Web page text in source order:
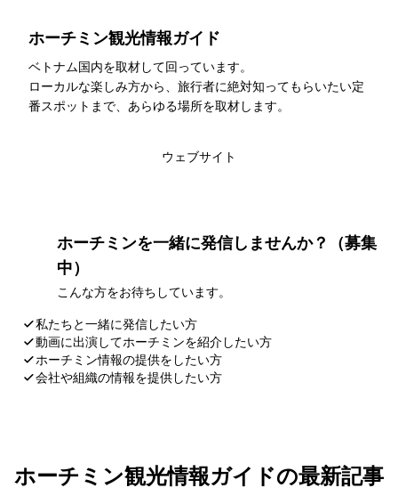
ホーチミン観光情報ガイド
ベトナム国内を取材して回っています。
ローカルな楽しみ方から、旅行者に絶対知ってもらいたい定
番スポットまで、あらゆる場所を取材します。
ウェブサイト
ホーチミンを一緒に発信しませんか？（募集
中）
こんな方をお待ちしています。
私たちと一緒に発信したい方
動画に出演してホーチミンを紹介したい方
ホーチミン情報の提供をしたい方
会社や組織の情報を提供したい方
ホーチミン観光情報ガイドの最新記事